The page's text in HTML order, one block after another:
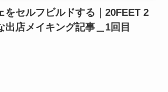
をセルフビルドする｜20FEET 2
出店メイキング記事＿1回目